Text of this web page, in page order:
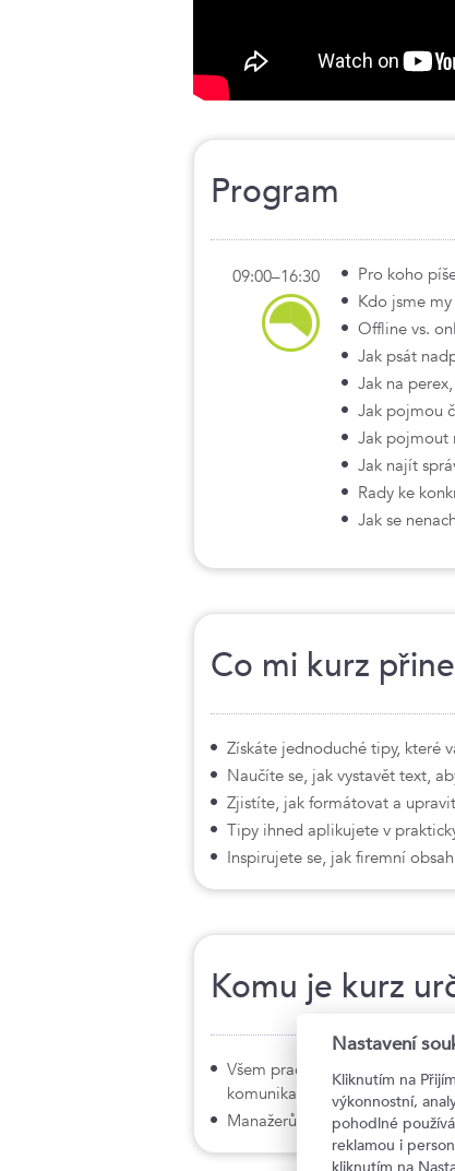
Program
09:00–16:30
Pro koho
Kdo jsme
Offline vs.
Jak psát
Jak na
Jak pojmou
Jak pojmout
Jak najít
Rady ke
Jak se
Co mi kurz
Získáte jednoduché tipy, které
Naučíte se, jak vystavět text,
Zjistíte, jak formátovat a
Tipy ihned aplikujete v
Inspirujete se, jak firemní
Komu je kurz
Všem pracovníkům, kteří mají
komunikaci
Manažerům, kteří kontrolují
Nastavení
Kliknutím na
výkonnostní,
pohodlné
reklamou i
kliknutím na